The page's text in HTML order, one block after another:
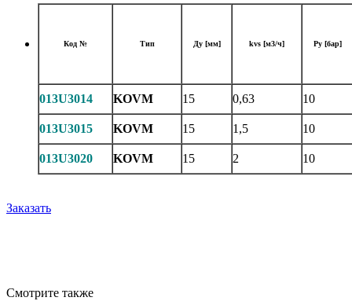
Код № Тип Ду [мм] kvs [м3/ч] Ру [бар]
013U3014 KOVM 15 0,63 10
013U3015 KOVM 15 1,5 10
013U3020 KOVM 15 2 10
Заказать
Смотрите также